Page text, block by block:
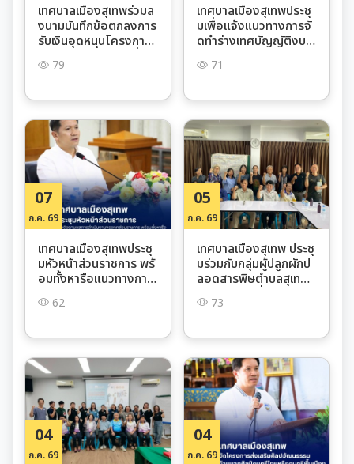
เทศบาลเมืองสุเทพร่วมล
งนามบันทึกข้อตกลงการ
รับเงินอุดหนุนโครงการ
ปรับสภาพแวดล้อมที่อยู่
อาศัยให้แก่คนพิการ ประ
79
เทศบาลเมืองสุเทพประชุ
มเพื่อแจ้งแนวทางการจั
ดทำร่างเทศบัญญัติงบป
ระมาณรายจ่าย ประจำปี
งบประมาณ พ.ศ. 2570
71
07
ก.ค. 69
เทศบาลเมืองสุเทพประชุ
มหัวหน้าส่วนราชการ พร้
อมทั้งหารือแนวทางการ
ดำเนินงานในช่วงเดือนก
รกฎาคม 2569
62
05
ก.ค. 69
เทศบาลเมืองสุเทพ ประชุ
มร่วมกับกลุ่มผู้ปลูกผักป
ลอดสารพิษตำบลสุเทพว
างแผนขับเคลื่อนโครงก
ารพัฒนาและเสริมสร้าง
ชุมชน
73
04
ก.ค. 69
04
ก.ค. 69